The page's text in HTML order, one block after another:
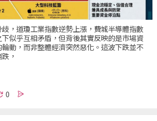
，道瓊工業指數逆勢上漲，費城半導體指數
似乎互相矛盾，但背後其實反映的是市場資
動，而非整體經濟突然惡化。這波下跌並不
，
0